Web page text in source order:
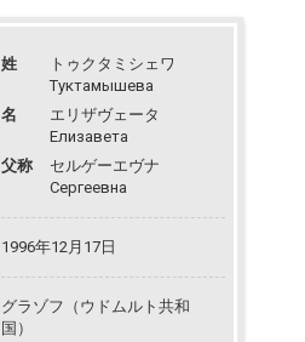
姓
トゥクタミシェワ
Туктамышева
名
エリザヴェータ
Елизавета
父称
セルゲーエヴナ
Сергеевна
1996年12月17日
グラゾフ（ウドムルト共和
国）